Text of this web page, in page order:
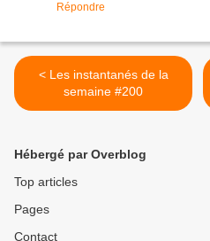
Répondre
< Les instantanés de la
semaine #200
Hébergé par Overblog
Top articles
Pages
Contact